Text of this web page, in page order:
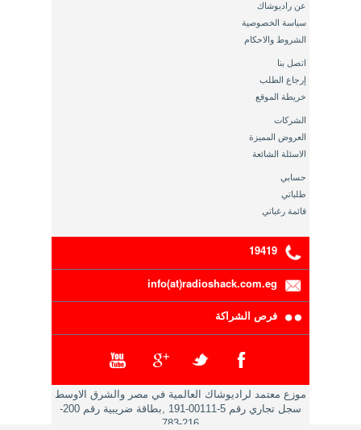
عن راديوشاك
سياسة الخصوصية
الشروط والاحكام
اتصل بنا
إرجاع الطلب
خريطة الموقع
الشركات
العروض المميزة
الاسئلة الشائعة
حسابي
طلباتي
قائمة رغباتي
19419
info(at)radioshack.com.eg
فرص الشراكة
موزع معتمد لراديوشاك العالمية في مصر والشرق الاوسط
سجل تجاري رقم 5-00111-191 ,بطاقة ضريبية رقم 200-
216-783